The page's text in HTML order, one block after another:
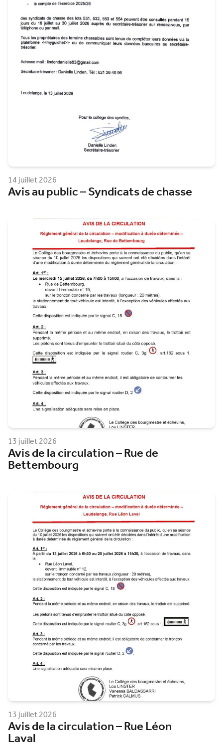
14 juillet 2026
Avis au public – Syndicats de chasse
13 juillet 2026
Avis de la circulation – Rue de
Bettembourg
13 juillet 2026
Avis de la circulation – Rue Léon
Laval